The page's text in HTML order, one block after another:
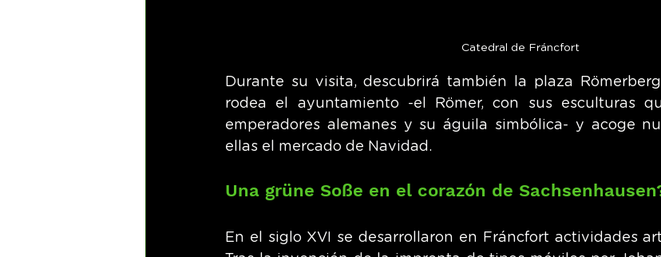
Catedral de Fráncfort
Durante su visita, descubrirá también la plaza
rodea el ayuntamiento -el Römer, con sus esculturas
emperadores alemanes y su águila simbólica- y acoge
ellas el mercado de Navidad.
Una grüne Soße en el corazón de
En el siglo XVI se desarrollaron en Fráncfort actividades